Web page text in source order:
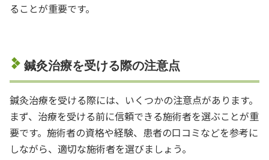
ることが重要です。
鍼灸治療を受ける際の注意点
鍼灸治療を受ける際には、いくつかの注意点があります。
まず、治療を受ける前に信頼できる施術者を選ぶことが重
要です。施術者の資格や経験、患者の口コミなどを参考に
しながら、適切な施術者を選びましょう。